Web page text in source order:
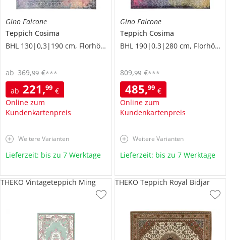
Gino Falcone
Teppich Cosima
BHL 130|0,3|190 cm, Florhöhe 0,3 cm
ab 221,99 €
Online zum
Kundenkartenpreis
ab 369,99 €***
Weitere Varianten
Lieferzeit: bis zu 7 Werktage
Gino Falcone
Teppich Cosima
BHL 190|0,3|280 cm, Florhöhe 0,3 cm
485,99 €
Online zum
Kundenkartenpreis
809,99 €***
Weitere Varianten
Lieferzeit: bis zu 7 Werktage
THEKO Vintageteppich Ming THEKO Teppich Royal Bidjar